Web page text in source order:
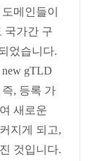
메인들이
국가간 구
었습니다.
gTLD
, 등록 가
새로운
지게 되고,
것입니다.